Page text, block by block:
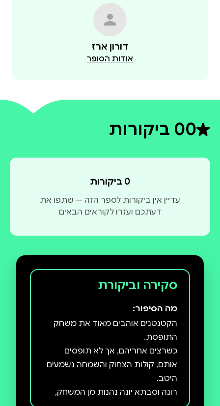
דורון ארז
אודות הסופר
0דירוג ממוצע 0 מתוך 5
0 ביקורות
0 ביקורות
עדיין אין ביקורות לספר הזה — שתפו את
דעתכם ועזרו לקוראים הבאים
סקירה וביקורת
מה הסיפור:
הקטנטנים אוהבים מאוד את משחק
כשרצים אחריהם, אך לא תופסים
אותם, קולות הצחוק והשמחה נשמעים
רונה וסבתא יונה נהנות מן המשחק,